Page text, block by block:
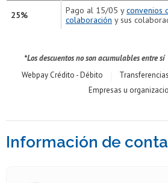
25% Pago al 15/05 yconvenios
colaboración y sus
*Los descuentos no son acumulables entre sí
Webpay Crédito - Débito
Transferencias
Empresas u
Información de